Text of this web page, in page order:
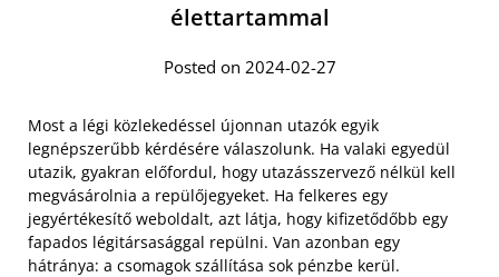
élettartammal
Posted on 2024-02-27
Most a légi közlekedéssel újonnan utazók egyik
legnépszerűbb kérdésére válaszolunk. Ha valaki egyedül
utazik, gyakran előfordul, hogy utazásszervező nélkül kell
megvásárolnia a repülőjegyeket. Ha felkeres egy
jegyértékesítő weboldalt, azt látja, hogy kifizetődőbb egy
fapados légitársasággal repülni. Van azonban egy
hátránya: a csomagok szállítása sok pénzbe kerül.